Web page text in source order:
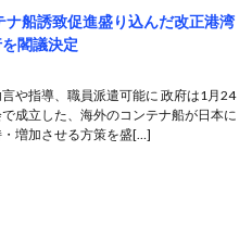
ナ船誘致促進盛り込んだ改正港湾
閣議決定
や指導、職員派遣可能に 政府は1月24
成立した、海外のコンテナ船が日本に
増加させる方策を盛[…]